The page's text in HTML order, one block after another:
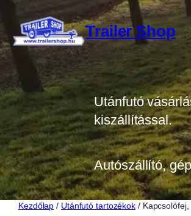
Ugrás
tartalomhoz
Trailer Shop
Utánfutó
kiszállítással.
Autószállító,
Kezdőlap / Utánfutó tartozékok /